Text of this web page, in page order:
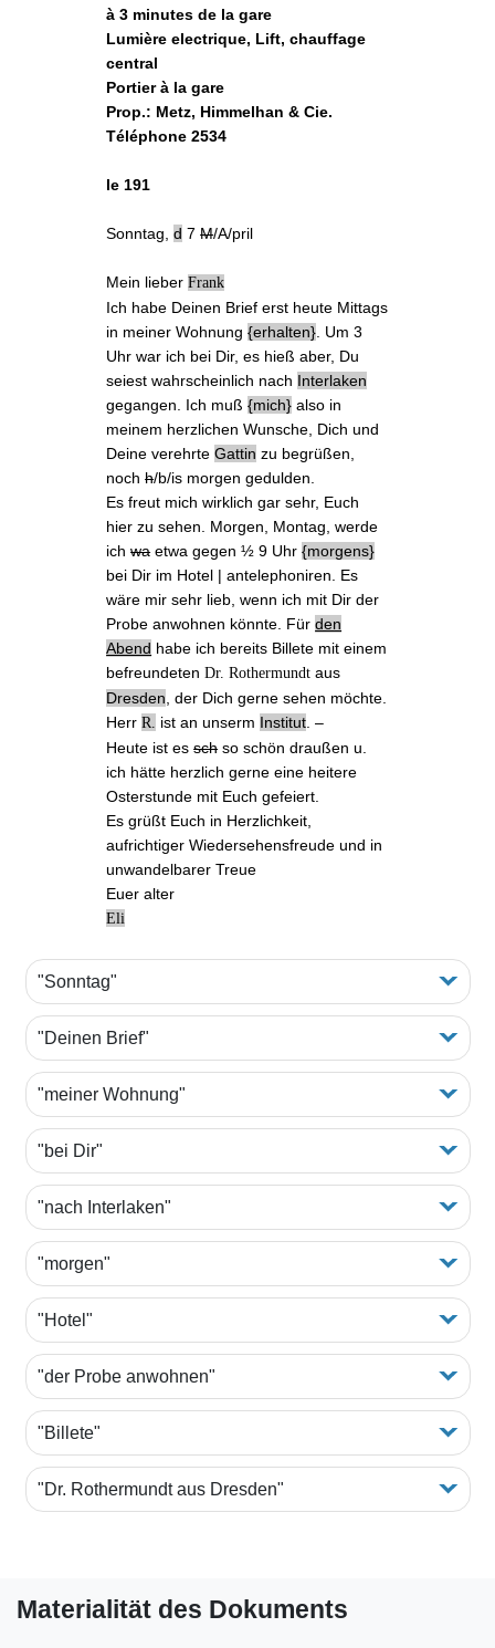
à 3 minutes de la gare
Lumière electrique, Lift, chauffage
central
Portier à la gare
Prop.: Metz, Himmelhan & Cie.
Téléphone 2534
le 191
Sonntag ,d 7M/A/pril
Mein lieberFrank
Ich habe Deinen Brief erst heute Mittags
in meiner Wohnung erhalten
. Um 3
Uhr war ich bei Dir, es hieß aber, Du
seiest wahrscheinlich nach Interlaken
gegangen. Ich muß mich also in
meinem herzlichen Wunsche, Dich und
Deine verehrteGattin zu begrüßen,
nochh/b/is morgen gedulden.
Es freut mich wirklich gar sehr, Euch
hier zu sehen. Morgen, Montag, werde
ichwaetwa gegen ½ 9 Uhr morgens
bei Dir im Hotel | antelephoniren. Es
wäre mir sehr lieb, wenn ich mit Dirder
Probe anwohnen könnte. Fürden
Abend habe ich bereits Billete mit einem
befreundetenDr. Rothermundt aus
Dresden , der Dich gerne sehen möchte.
HerrR. ist an unserm Institut . –
Heute ist esschso schön draußen u.
ich hätte herzlich gerne eine heitere
Osterstunde mit Euch gefeiert.
Es grüßt Euch in Herzlichkeit,
aufrichtiger Wiedersehensfreude und in
unwandelbarer Treue
Euer alter
Eli
"Sonntag"
"Deinen Brief"
"meiner Wohnung"
"bei Dir"
"nach Interlaken"
"morgen"
"Hotel"
"der Probe anwohnen"
"Billete"
"Dr. Rothermundt aus Dresden"
Materialität des Dokuments